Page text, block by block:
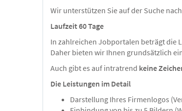
Wir unterstützen Sie auf der Suche
Laufzeit 60 Tage
In zahlreichen Jobportalen beträgt die
Daher bieten wir Ihnen grundsätzlich
Auch gibt es auf intratrend keine
Die Leistungen im Detail
Darstellung Ihres Firmenlogos